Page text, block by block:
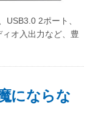
USB3.0 2ポート、
オ入出力など、豊
にならな